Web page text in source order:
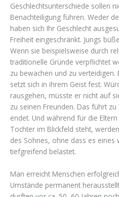
Geschlechtsunterschiede sollen
Benachteiligung führen. Weder
haben sich Ihr Geschlecht
Freiheit eingeschränkt. Jungs
Wenn sie beispielsweise durch
traditionelle Gründe verpflichtet
zu bewachen und zu
setzt sich in ihrem Geist fest.
rausgehen, müsste er nicht auf
zu seinen Freunden. Das führt
endet. Und während für die
Tochter im Blickfeld steht,
des Sohnes, ohne dass es eines
tiefgreifend belastet.
Man erreicht Menschen
Umstände permanent